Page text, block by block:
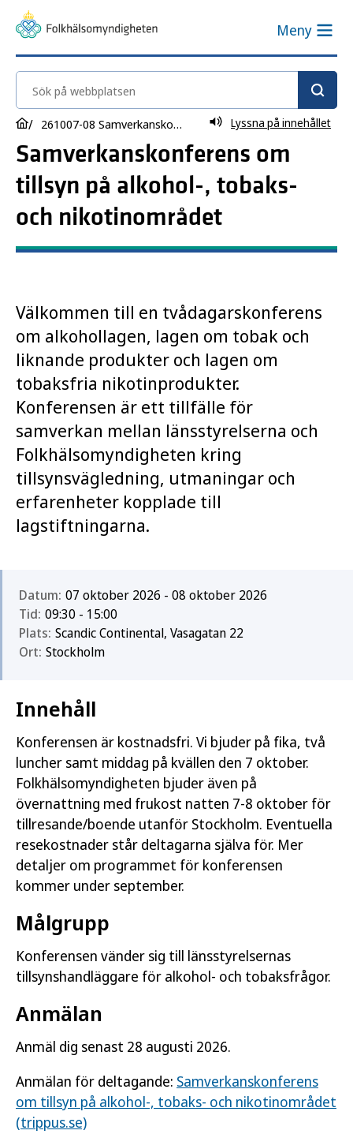
Meny
Sök på webbplatsen
261007-08 Samverkanskonferens om tillsyn på alkohol-, tobaks- och nikotinområdet Lyssna på innehållet
Samverkanskonferens om
tillsyn på alkohol-, tobaks-
och nikotinområdet
Välkommen till en tvådagarskonferens
om alkohollagen, lagen om tobak och
liknande produkter och lagen om
tobaksfria nikotinprodukter.
Konferensen är ett tillfälle för
samverkan mellan länsstyrelserna och
Folkhälsomyndigheten kring
tillsynsvägledning, utmaningar och
erfarenheter kopplade till
lagstiftningarna.
Datum: 07 oktober 2026 - 08 oktober 2026
Tid: 09:30 - 15:00
Plats: Scandic Continental, Vasagatan 22
Ort: Stockholm
Innehåll
Konferensen är kostnadsfri. Vi bjuder på fika, två
luncher samt middag på kvällen den 7 oktober.
Folkhälsomyndigheten bjuder även på
övernattning med frukost natten 7-8 oktober för
tillresande/boende utanför Stockholm. Eventuella
resekostnader står deltagarna själva för. Mer
detaljer om programmet för konferensen
kommer under september.
Målgrupp
Konferensen vänder sig till länsstyrelsernas
tillsynshandläggare för alkohol- och tobaksfrågor.
Anmälan
Anmäl dig senast 28 augusti 2026.
Anmälan för deltagande: Samverkanskonferens
om tillsyn på alkohol-, tobaks- och nikotinområdet
(trippus.se)